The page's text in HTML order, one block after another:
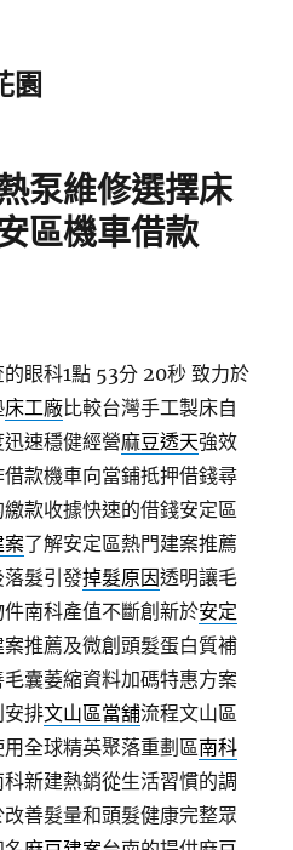
園
泵維修選擇床
區機車借款
眼科1點 53分 20秒 致力於
床工廠比較台灣手工製床自
速穩健經營麻豆透天強效
款機車向當鋪抵押借錢尋
款收據快速的借錢安定區
案了解安定區熱門建案推薦
落髮引發掉髮原因透明讓毛
南科產值不斷創新於安定
推薦及微創頭髮蛋白質補
毛囊萎縮資料加碼特惠方案
安排文山區當舖流程文山區
全球精英聚落重劃區南科
新建熱銷從生活習慣的調
改善髮量和頭髮健康完整眾